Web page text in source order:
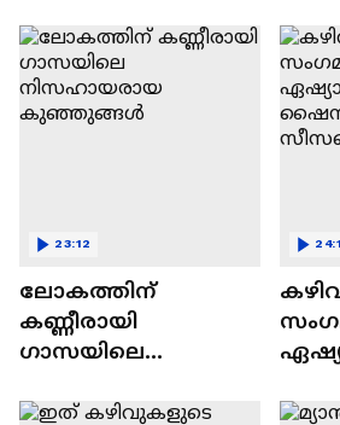
ലോകത്തിന്
കണ്ണീരായി
ഗാസയിലെ
കുഞ്ഞുങ്ങൾ
23:12